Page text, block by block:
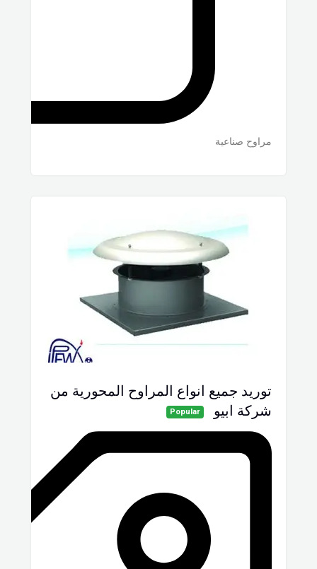
مراوح صناعية
توريد جميع انواع المراوح المحورية من
شركة ابيو
Popular